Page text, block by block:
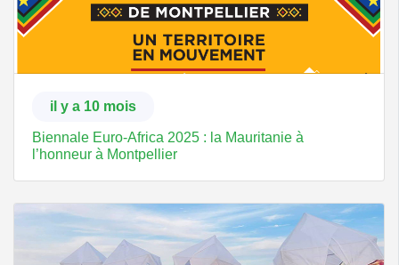
il y a 10 mois
Biennale Euro-Africa 2025 : la Mauritanie à
l’honneur à Montpellier